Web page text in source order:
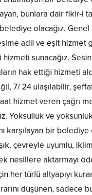
bunlara dair fikir-i
olacağız. Genel
adil ve eşit hizmet
sunacağız.
hak ettiği hizmeti
7/ 24 ulaşılabilir,
hizmet veren çağrı
Yoksulluk ve
karşılayan bir belediye
çevreyle uyumlu,
nesillere aktarmayı
türlü altyapıyı
düşünen, sadece